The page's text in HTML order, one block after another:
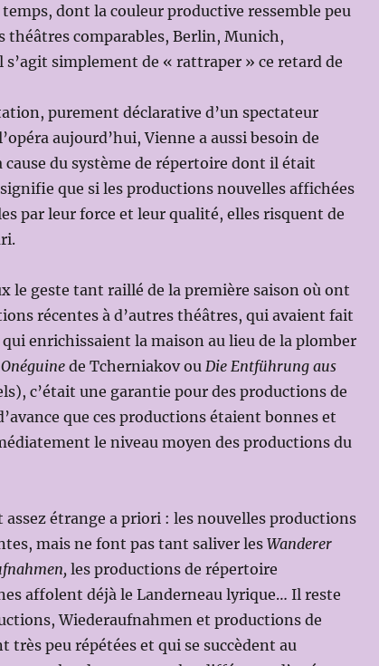
dont la couleur productive ressemble peu
théâtres comparables, Berlin, Munich,
simplement de « rattraper » ce retard de
purement déclarative d’un spectateur
aujourd’hui, Vienne a aussi besoin de
du système de répertoire dont il était
que si les productions nouvelles affichées
par leur force et leur qualité, elles risquent de
le geste tant raillé de la première saison où ont
récentes à d’autres théâtres, qui avaient fait
enrichissaient la maison au lieu de la plomber
de Tcherniakov ou Die Entführung aus
c’était une garantie pour des productions de
que ces productions étaient bonnes et
le niveau moyen des productions du
assez étrange a priori : les nouvelles productions
mais ne font pas tant saliver les Wanderer
les productions de répertoire
affolent déjà le Landerneau lyrique… Il reste
Wiederaufnahmen et productions de
très peu répétées et qui se succèdent au